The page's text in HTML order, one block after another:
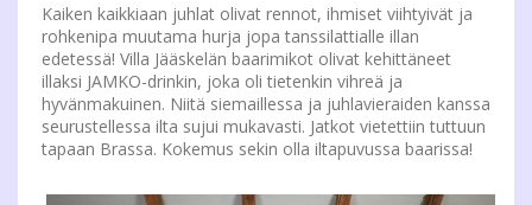
Kaiken kaikkiaan juhlat olivat rennot, ihmiset viihtyivät ja
rohkenipa muutama hurja jopa tanssilattialle illan
edetessä! Villa Jääskelän baarimikot olivat kehittäneet
illaksi JAMKO-drinkin, joka oli tietenkin vihreä ja
hyvänmakuinen. Niitä siemaillessa ja juhlavieraiden kanssa
seurustellessa ilta sujui mukavasti. Jatkot vietettiin tuttuun
tapaan Brassa. Kokemus sekin olla iltapuvussa baarissa!